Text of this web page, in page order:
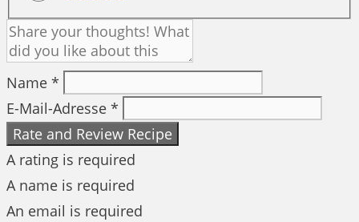
Name *
E-Mail-Adresse *
Rate and Review Recipe
A rating is required
A name is required
An email is required